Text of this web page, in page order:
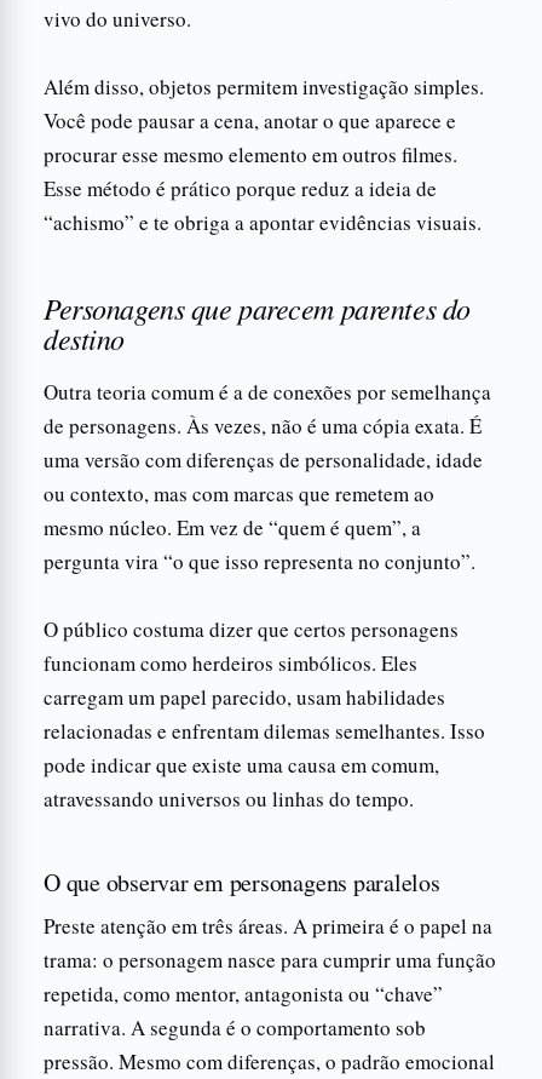
vivo do universo.
Além disso, objetos permitem investigação simples.
Você pode pausar a cena, anotar o que aparece e
procurar esse mesmo elemento em outros filmes.
Esse método é prático porque reduz a ideia de
“achismo” e te obriga a apontar evidências visuais.
Personagens que parecem parentes do
destino
Outra teoria comum é a de conexões por semelhança
de personagens. Às vezes, não é uma cópia exata. É
uma versão com diferenças de personalidade, idade
ou contexto, mas com marcas que remetem ao
mesmo núcleo. Em vez de “quem é quem”, a
pergunta vira “o que isso representa no conjunto”.
O público costuma dizer que certos personagens
funcionam como herdeiros simbólicos. Eles
carregam um papel parecido, usam habilidades
relacionadas e enfrentam dilemas semelhantes. Isso
pode indicar que existe uma causa em comum,
atravessando universos ou linhas do tempo.
O que observar em personagens paralelos
Preste atenção em três áreas. A primeira é o papel na
trama: o personagem nasce para cumprir uma função
repetida, como mentor, antagonista ou “chave”
narrativa. A segunda é o comportamento sob
pressão. Mesmo com diferenças, o padrão emocional